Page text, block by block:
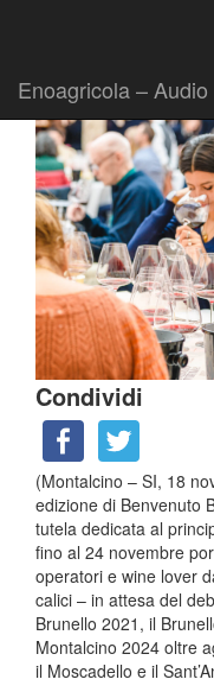
Enoagricola –
Condividi
(Montalcino – SI, 18
edizione di Benvenuto
tutela dedicata al
fino al 24 novembre
operatori e wine lover
calici – in attesa del
Brunello 2021, il
Montalcino 2024 oltre
il Moscadello e il